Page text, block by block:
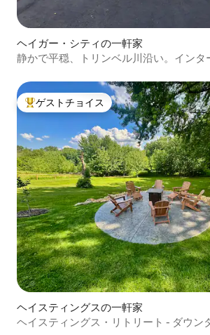
ヘイガー・シティの一軒家
静かで平穏、トリンベル川沿い。インタ
大好評のゲストチョイスです。
ゲストチョイス
ヘイスティングスの一軒家
ヘイスティングス・リトリート - ダウン